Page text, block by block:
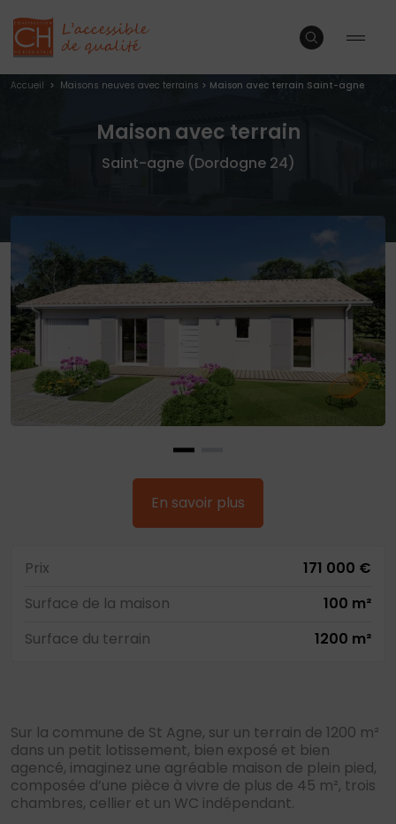
Accueil > Maisons neuves avec terrains > Maison avec terrain Saint-agne
Maison avec terrain
Saint-agne (Dordogne 24)
En savoir plus
Prix
171 000 €
Surface de la maison
100 m²
Surface du terrain
1200 m²
Sur la commune de St Agne, sur un terrain de 1200 m²
dans un petit lotissement, bien exposé et bien
agencé, imaginez une agréable maison de plein pied,
composée d’une pièce à vivre de plus de 45 m², trois
chambres, cellier et un WC indépendant.